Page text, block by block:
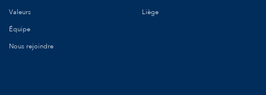
Valeurs
Équipe
Nous rejoindre
Liège